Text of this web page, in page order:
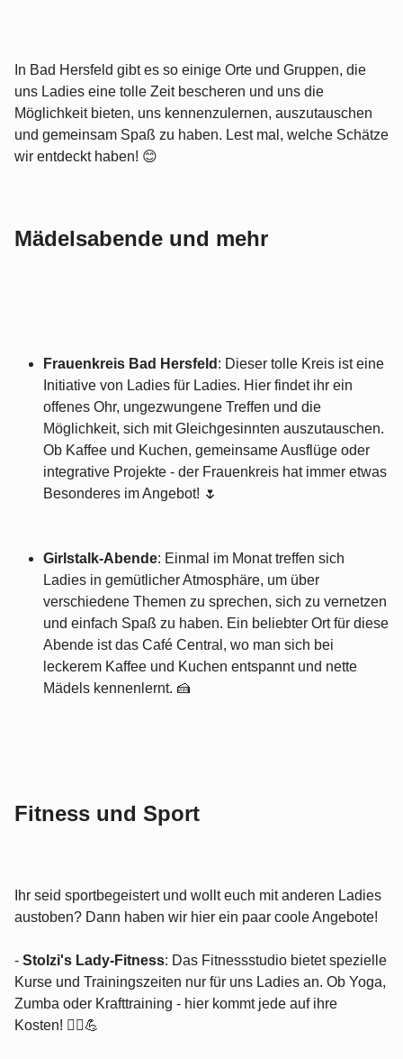
In Bad Hersfeld gibt es so einige Orte und Gruppen, die
uns Ladies eine tolle Zeit bescheren und uns die
Möglichkeit bieten, uns kennenzulernen, auszutauschen
und gemeinsam Spaß zu haben. Lest mal, welche Schätze
wir entdeckt haben! 😊
Mädelsabende und mehr
Frauenkreis Bad Hersfeld : Dieser tolle Kreis ist eine
Initiative von Ladies für Ladies. Hier findet ihr ein
offenes Ohr, ungezwungene Treffen und die
Möglichkeit, sich mit Gleichgesinnten auszutauschen.
Ob Kaffee und Kuchen, gemeinsame Ausflüge oder
integrative Projekte - der Frauenkreis hat immer etwas
Besonderes im Angebot! 🌷
Girlstalk-Abende: Einmal im Monat treffen sich
Ladies in gemütlicher Atmosphäre, um über
verschiedene Themen zu sprechen, sich zu vernetzen
und einfach Spaß zu haben. Ein beliebter Ort für diese
Abende ist das Café Central, wo man sich bei
leckerem Kaffee und Kuchen entspannt und nette
Mädels kennenlernt. 🍰
Fitness und Sport
Ihr seid sportbegeistert und wollt euch mit anderen Ladies
austoben? Dann haben wir hier ein paar coole Angebote!
- Stolzi's Lady-Fitness: Das Fitnessstudio bietet spezielle
Kurse und Trainingszeiten nur für uns Ladies an. Ob Yoga,
Zumba oder Krafttraining - hier kommt jede auf ihre
Kosten! 🏃‍♀️💪